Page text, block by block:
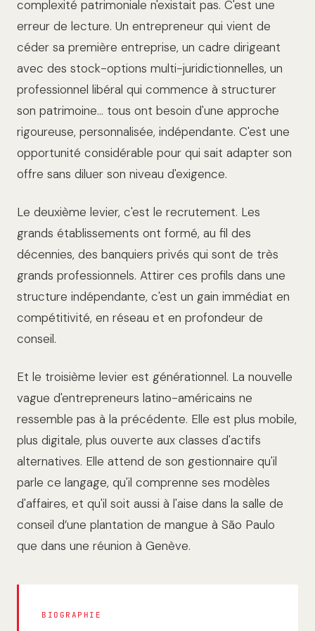
complexité patrimoniale n'existait pas. C'est une
erreur de lecture. Un entrepreneur qui vient de
céder sa première entreprise, un cadre dirigeant
avec des stock-options multi-juridictionnelles, un
professionnel libéral qui commence à structurer
son patrimoine… tous ont besoin d'une approche
rigoureuse, personnalisée, indépendante. C'est une
opportunité considérable pour qui sait adapter son
offre sans diluer son niveau d'exigence.
Le deuxième levier, c'est le recrutement. Les
grands établissements ont formé, au fil des
décennies, des banquiers privés qui sont de très
grands professionnels. Attirer ces profils dans une
structure indépendante, c'est un gain immédiat en
compétitivité, en réseau et en profondeur de
conseil.
Et le troisième levier est générationnel. La nouvelle
vague d'entrepreneurs latino-américains ne
ressemble pas à la précédente. Elle est plus mobile,
plus digitale, plus ouverte aux classes d'actifs
alternatives. Elle attend de son gestionnaire qu'il
parle ce langage, qu'il comprenne ses modèles
d'affaires, et qu'il soit aussi à l'aise dans la salle de
conseil d’une plantation de mangue à São Paulo
que dans une réunion à Genève.
BIOGRAPHIE